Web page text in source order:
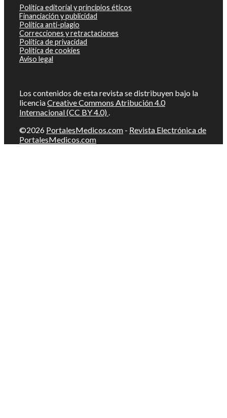
Política editorial y principios éticos
Financiación y publicidad
Política anti-plagio
Correcciones y retractaciones
Política de privacidad
Política de cookies
Aviso legal
Los contenidos de esta revista se distribuyen bajo la
licenciaCreative Commons Atribución 4.0
Internacional (CC BY 4.0) .
©2026 PortalesMedicos.com - Revista Electrónica de
PortalesMedicos.com